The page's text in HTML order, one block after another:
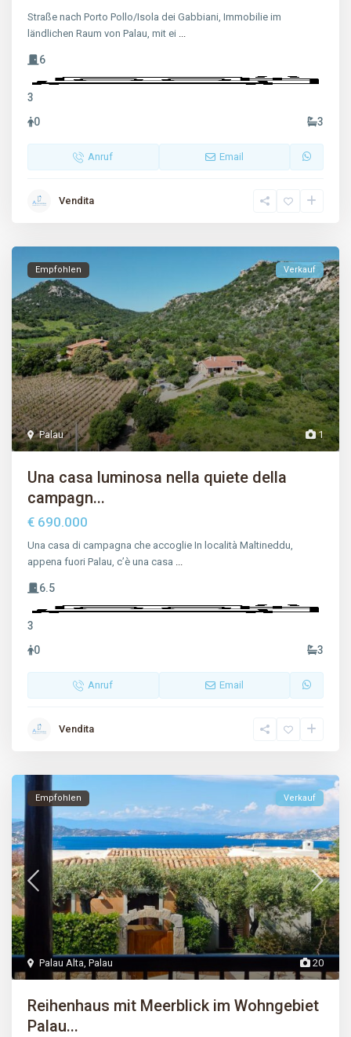
Straße nach Porto Pollo/Isola dei Gabbiani, Immobilie im
ländlichen Raum von Palau, mit ei ...
6
3
0
3
Anruf Email
Vendita
1
Palau
Empfohlen Verkauf
Una casa luminosa nella quiete della
campagn...
€ 690.000
Una casa di campagna che accoglie In località Maltineddu,
appena fuori Palau, c’è una casa ...
6.5
3
0
3
Anruf Email
Vendita
20
Palau Alta,Palau
Empfohlen Verkauf
Reihenhaus mit Meerblick im Wohngebiet
Palau...